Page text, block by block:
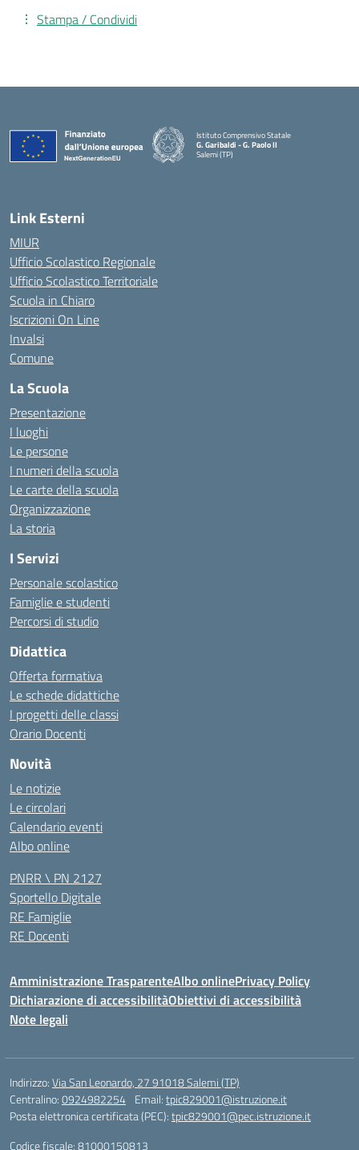
Stampa / Condividi
Istituto Comprensivo Statale
G. Garibaldi - G. Paolo II
Salemi (TP)
Link Esterni
MIUR
Ufficio Scolastico Regionale
Ufficio Scolastico Territoriale
Scuola in Chiaro
Iscrizioni On Line
Invalsi
Comune
La Scuola
Presentazione
I luoghi
Le persone
I numeri della scuola
Le carte della scuola
Organizzazione
La storia
I Servizi
Personale scolastico
Famiglie e studenti
Percorsi di studio
Didattica
Offerta formativa
Le schede didattiche
I progetti delle classi
Orario Docenti
Novità
Le notizie
Le circolari
Calendario eventi
Albo online
PNRR \ PN 2127
Sportello Digitale
RE Famiglie
RE Docenti
Amministrazione TrasparenteAlbo onlinePrivacy Policy
Dichiarazione di accessibilitàObiettivi di accessibilità
Note legali
Indirizzo:Via San Leonardo, 27 91018 Salemi (TP)
Centralino:0924982254 Email:tpic829001@istruzione.it
Posta elettronica certificata (PEC):tpic829001@pec.istruzione.it
Codice fiscale: 81000150813